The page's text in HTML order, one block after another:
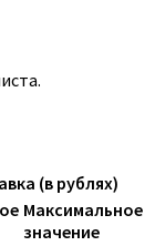
(в рублях)
Максимальное
значение